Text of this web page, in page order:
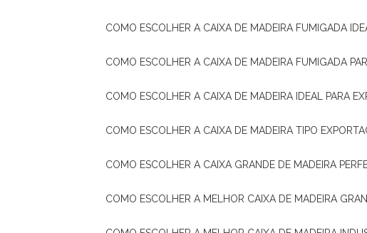
COMO ESCOLHER A CAIXA DE MADEIRA FUMIGADA
COMO ESCOLHER A CAIXA DE MADEIRA FUMIGADA
COMO ESCOLHER A CAIXA DE MADEIRA IDEAL PARA
COMO ESCOLHER A CAIXA DE MADEIRA TIPO
COMO ESCOLHER A CAIXA GRANDE DE MADEIRA
COMO ESCOLHER A MELHOR CAIXA DE MADEIRA